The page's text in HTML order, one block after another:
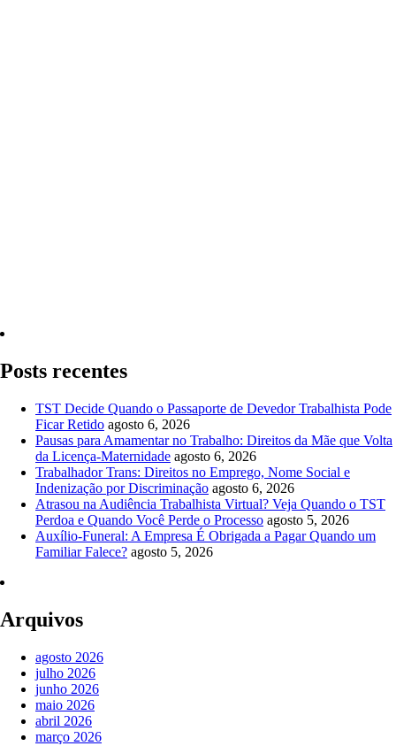
Posts recentes
TST Decide Quando o Passaporte de Devedor Trabalhista Pode
Ficar Retido agosto 6, 2026
Pausas para Amamentar no Trabalho: Direitos da Mãe que Volta
da Licença-Maternidade agosto 6, 2026
Trabalhador Trans: Direitos no Emprego, Nome Social e
Indenização por Discriminação agosto 6, 2026
Atrasou na Audiência Trabalhista Virtual? Veja Quando o TST
Perdoa e Quando Você Perde o Processo agosto 5, 2026
Auxílio-Funeral: A Empresa É Obrigada a Pagar Quando um
Familiar Falece? agosto 5, 2026
Arquivos
agosto 2026
julho 2026
junho 2026
maio 2026
abril 2026
março 2026